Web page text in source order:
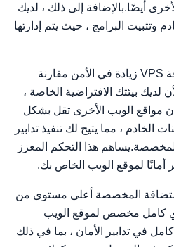
أيضًا.بالإضافة إلى ذلك ، لديك
وتثبيت البرامج ، حيث يتم إدارتها
يوفر استضافة VPS زيادة في الأمن مقارنة
لديك بيئتك الافتراضية الخاصة ،
مواقع الويب الأخرى تقل بشكل
الخادم ، مما يتيح لك تنفيذ تدابير
هذا التحكم المعزز
أمانًا لموقع الويب الخاص بك.
المخصصة أعلى مستوى من
كامل مخصص لموقع الويب
في تدابير الأمان ، بما في ذلك